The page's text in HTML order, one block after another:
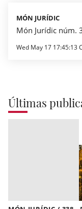
MÓN JURÍDIC
Món Jurídic núm.
Wed May 17 17:45:13
Últimas